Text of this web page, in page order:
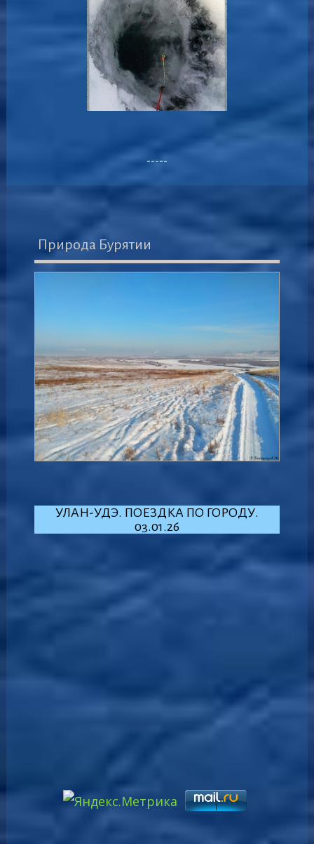
-----
Природа Бурятии
УЛАН-УДЭ. ПОЕЗДКА ПО ГОРОДУ.
03.01.26